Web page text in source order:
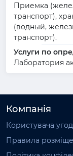
Приемка
транспорт),
(водный,
транспорт).
Услуги по
Лаборатория
Компанія
Користувача
Правила